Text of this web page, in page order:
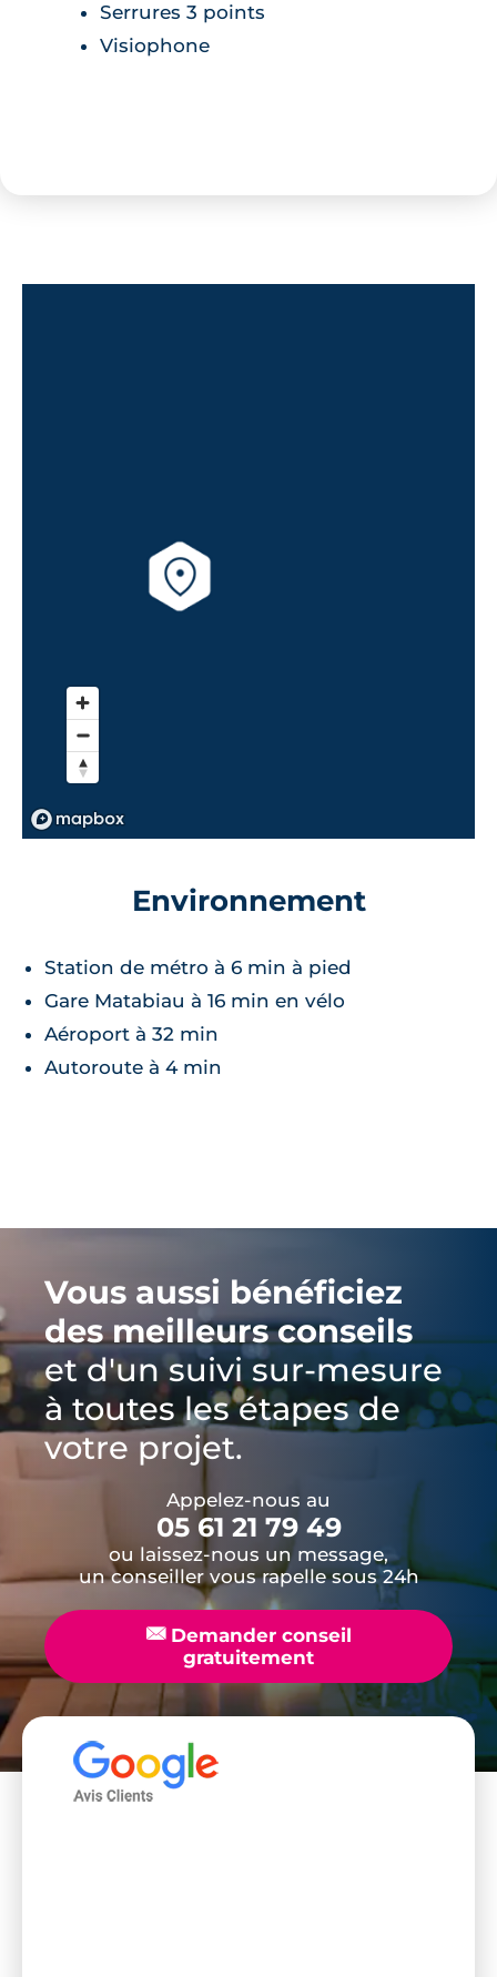
Serrures 3 points
Visiophone
Environnement
Station de métro à 6 min à pied
Gare Matabiau à 16 min en vélo
Aéroport à 32 min
Autoroute à 4 min
Vous aussi bénéficiez
des meilleurs conseils
et d'un suivi sur-mesure
à toutes les étapes de
votre projet.
Appelez-nous au
05 61 21 79 49
ou laissez-nous un message,
un conseiller vous rapelle sous 24h
📧Demander conseil
gratuitement